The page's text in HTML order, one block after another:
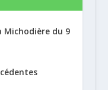
Michodière du 9